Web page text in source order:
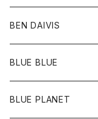
バッグ
ポーチ
トップス
Ｔシャツ
BEN DAIVIS
ポトム
パンツ
BLUE BLUE
アウター
BLUE PLANET